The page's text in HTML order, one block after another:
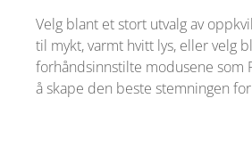
Velg blant et stort utvalg av
til mykt, varmt hvitt lys, eller velg
forhåndsinnstilte modusene som
å skape den beste stemningen